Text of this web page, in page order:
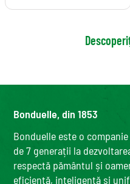
Bonduelle, din 1853
Bonduelle este o
de 7 generații la
respectă pământul și
eficientă, inteligentă și